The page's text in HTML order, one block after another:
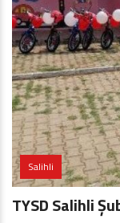
Salihli
TYSD Salihli